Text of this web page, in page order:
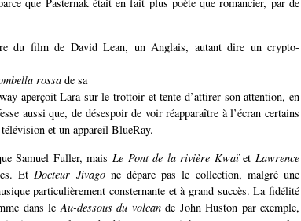
du film de David Lean, un Anglais, autant dire un crypto-
rossa de sa
aperçoit Lara sur le trottoir et tente d’attirer son attention, en
aussi que, de désespoir de voir réapparaître à l’écran certains
et un appareil BlueRay.
Samuel Fuller, mais Le Pont de la rivière Kwaïet Lawrence
Et Docteur Jivagone dépare pas le collection, malgré une
particulièrement consternante et à grand succès. La fidélité
dans le Au-dessous du volcande John Huston par exemple,